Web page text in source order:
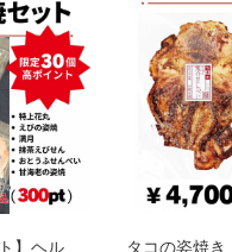
タコの姿焼き